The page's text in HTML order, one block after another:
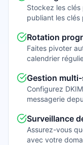
Stockez les
publiant les clés
Rotation
Faites pivoter
calendrier
Gestion
Configurez
messagerie
Surveillance
Assurez-vous
avec votre